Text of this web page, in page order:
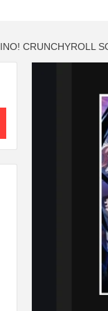
CRUNCHYROLL